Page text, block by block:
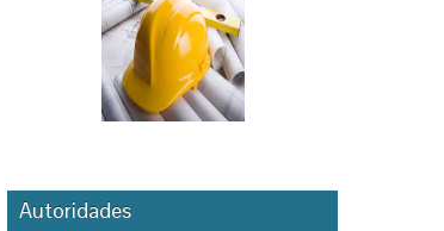
Autoridades